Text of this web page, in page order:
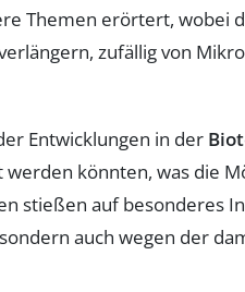
Themen erörtert, wobei
zufällig von
Entwicklungen in der
könnten, was die
stießen auf besonderes
auch wegen der